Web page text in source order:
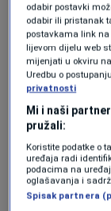
odabir postavki
odabir ili pristanak
postavkama link
lijevom dijelu web
mijenjati u okviru
Uredbu o
privatnosti
Mi i naši
pružali:
Koristite podatke o
uređaja radi
podacima na
oglašavanja i
Spisak partnera